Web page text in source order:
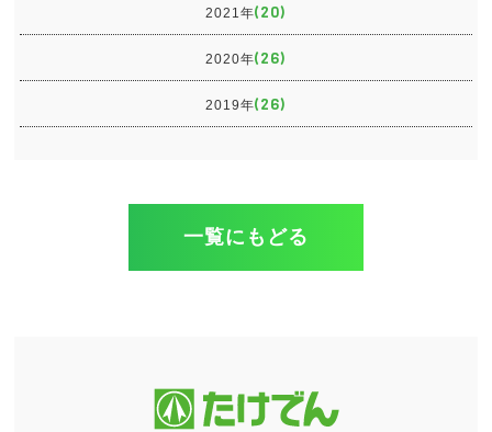
2021年(20)
2020年(26)
2019年(26)
一覧にもどる